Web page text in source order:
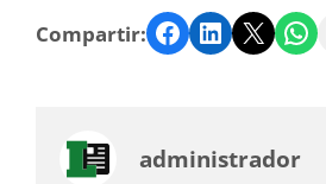
Compartir: Facebook LinkedIn Twitter WhatsApp
administrador